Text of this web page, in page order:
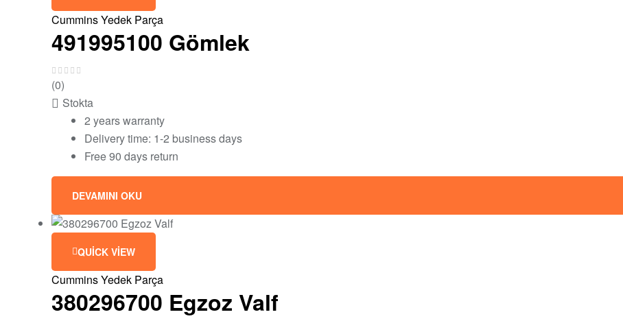
Cummins Yedek Parça
491995100 Gömlek
(0)
Stokta
2 years warranty
Delivery time: 1-2 business days
Free 90 days return
DEVAMINI OKU
QUICK VIEW
Cummins Yedek Parça
380296700 Egzoz Valf